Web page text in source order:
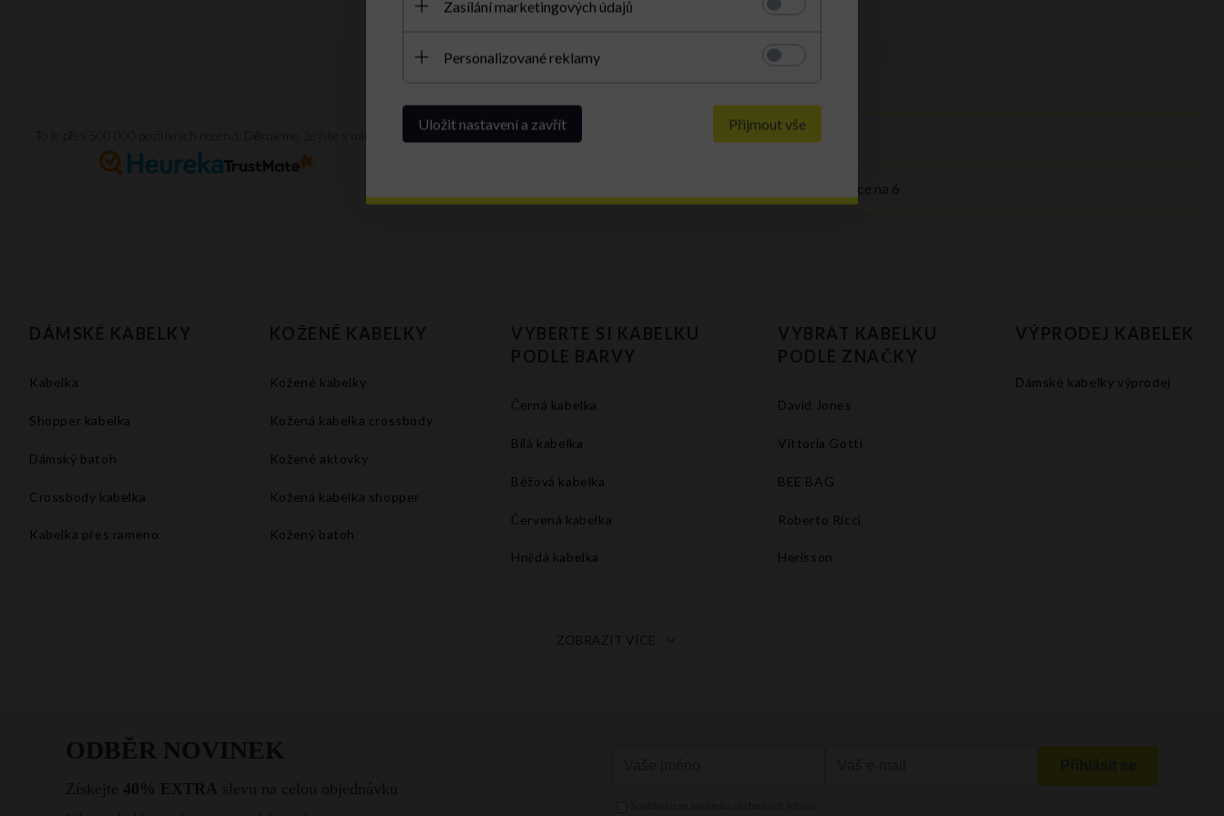
Doporučuji
Taška je velmi pěkná a krásně voní kůží. Celá transakce na 6
DÁMSKÉ KABELKY
Kabelka
Shopper kabelka
Dámský batoh
Crossbody kabelka
Kabelka přes rameno
KOŽENÉ KABELKY
Kožené kabelky
Kožená kabelka crossbody
Kožené aktovky
Kožená kabelka shopper
Kožený batoh
VYBERTE SI KABELKU
PODLE BARVY
Černá kabelka
Bílá kabelka
Béžová kabelka
Červená kabelka
Hnědá kabelka
Šedá kabelka
VYBRAT KABELKU
PODLE ZNAČKY
David Jones
Vittoria Gotti
BEE BAG
Roberto Ricci
Herisson
VÝPRODEJ KABELEK
Dámské kabelky výprodej
ZOBRAZIT VÍCE
Zasílání marketingových údajů
Personalizované reklamy
Uložit nastavení a zavřít Přijmout vše